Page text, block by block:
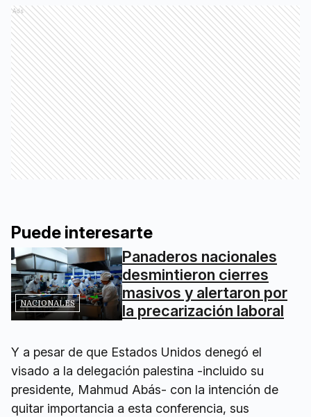
Ads
Puede interesarte
NACIONALES
Panaderos nacionales
desmintieron cierres
masivos y alertaron por
la precarización laboral
Y a pesar de que Estados Unidos denegó el
visado a la delegación palestina -incluido su
presidente, Mahmud Abás- con la intención de
quitar importancia a esta conferencia, sus